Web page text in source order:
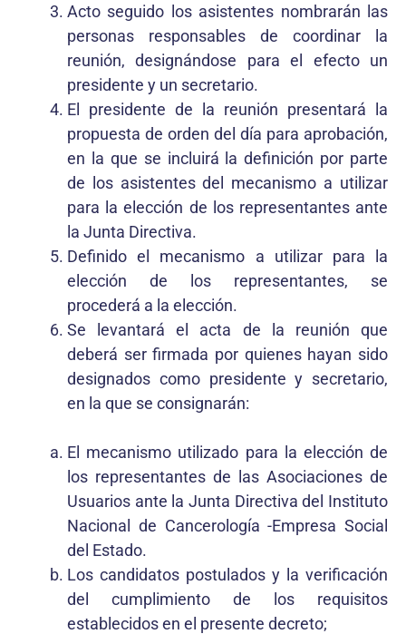
Acto seguido los asistentes nombrarán las
personas responsables de coordinar la
reunión, designándose para el efecto un
presidente y un secretario.
El presidente de la reunión presentará la
propuesta de orden del día para aprobación,
en la que se incluirá la definición por parte
de los asistentes del mecanismo a utilizar
para la elección de los representantes ante
la Junta Directiva.
Definido el mecanismo a utilizar para la
elección de los representantes, se
procederá a la elección.
Se levantará el acta de la reunión que
deberá ser firmada por quienes hayan sido
designados como presidente y secretario,
en la que se consignarán:
El mecanismo utilizado para la elección de
los representantes de las Asociaciones de
Usuarios ante la Junta Directiva del Instituto
Nacional de Cancerología -Empresa Social
del Estado.
Los candidatos postulados y la verificación
del cumplimiento de los requisitos
establecidos en el presente decreto;